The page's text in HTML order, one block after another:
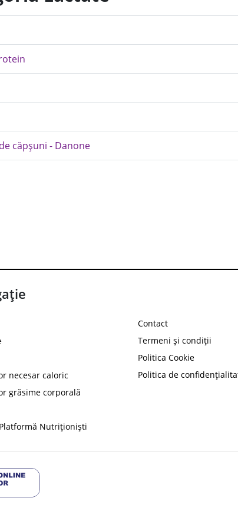
căpșuni - Danone
necesar caloric
grăsime corporală
Nutriționiști
Contact
Termeni și condiții
Politica Cookie
Politica de